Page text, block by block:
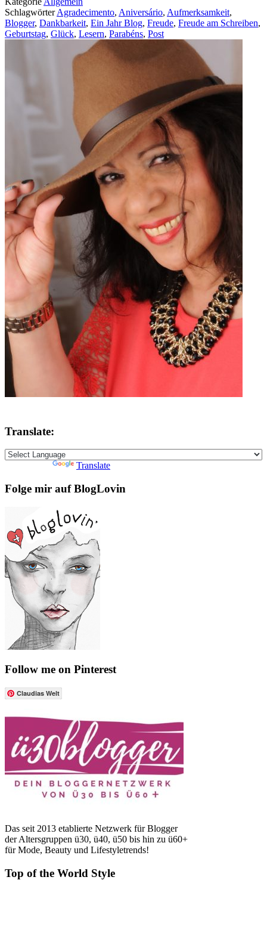
SchlagwörterAgradecimento, Aniversário, Aufmerksamkeit,
Blogger, Dankbarkeit, Ein Jahr Blog, Freude, Freude am Schreiben,
Geburtstag, Glück, Lesern, Parabéns, Post
Translate:
Translate
Folge mir auf BlogLovin
Follow me on Pinterest
Claudias Welt
Das seit 2013 etablierte Netzwerk für Blogger
der Altersgruppen ü30, ü40, ü50 bis hin zu ü60+
für Mode, Beauty und Lifestyletrends!
Top of the World Style